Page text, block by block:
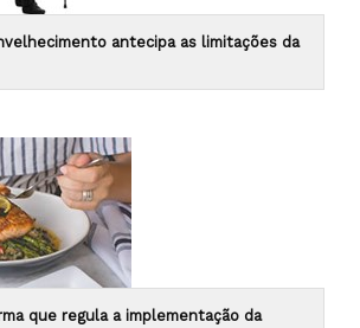
antecipa as limitações da
que regula a implementação da